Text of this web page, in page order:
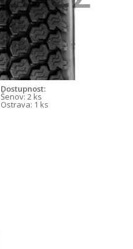
Dostupnost:
Šenov: 2 ks
Ostrava: 1 ks